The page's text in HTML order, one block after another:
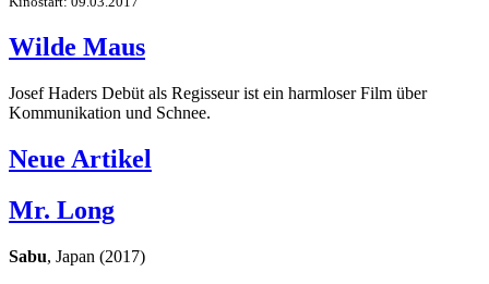
Wilde Maus
Josef Haders Debüt als Regisseur ist ein harmloser Film über
Kommunikation und Schnee.
Neue Artikel
Mr. Long
Sabu, Japan (2017)